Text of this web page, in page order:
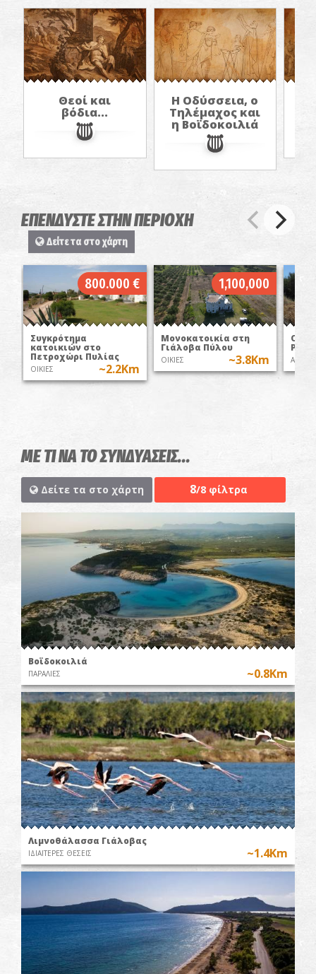
Θεοί και
βόδια...
Η Οδύσσεια, ο
Τηλέμαχος και
η Βοϊδοκοιλιά
ΕΠΕΝΔΥΣΤΕ ΣΤΗΝ ΠΕΡΙΟΧΗ
Δείτε τα στο χάρτη
800.000 €
Συγκρότημα
κατοικιών στο
Πετροχώρι Πυλίας
ΟΙΚΙΕΣ ~2.2Km
1,100,000
Μονοκατοικία στη
Γιάλοβα Πύλου
ΟΙΚΙΕΣ ~3.8Km
ΜΕ ΤΙ ΝΑ ΤΟ ΣΥΝΔΥΑΣΕΙΣ...
Δείτε τα στο χάρτη 8/8 φίλτρα
Βοϊδοκοιλιά
ΠΑΡΑΛΙΕΣ ~0.8Km
Λιμνοθάλασσα Γιάλοβας
ΙΔΙΑΙΤΕΡΕΣ ΘΕΣΕΙΣ ~1.4Km